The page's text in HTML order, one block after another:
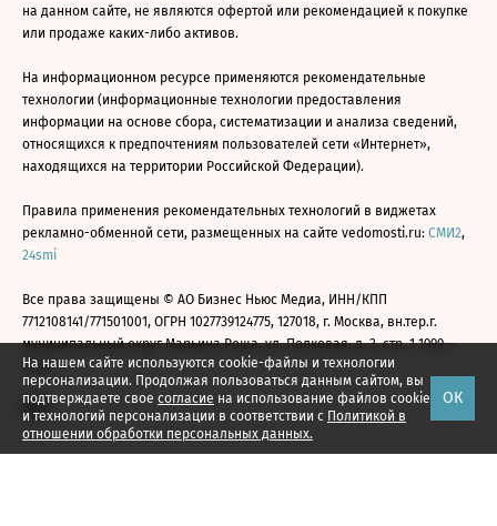
На нашем сайте используются cookie-файлы и технологии
персонализации. Продолжая пользоваться данным сайтом, вы
подтверждаете свое согласие на использование файлов cookie
и технологий персонализации в соответствии с Политикой в
отношении обработки персональных данных.
ОК
на данном сайте, не являются офертой или рекомендацией к покупке
или продаже каких-либо активов.
На информационном ресурсе применяются рекомендательные
технологии (информационные технологии предоставления
информации на основе сбора, систематизации и анализа сведений,
относящихся к предпочтениям пользователей сети «Интернет»,
находящихся на территории Российской Федерации).
Правила применения рекомендательных технологий в виджетах
рекламно-обменной сети, размещенных на сайте vedomosti.ru: СМИ2,
24smi
Все права защищены © АО Бизнес Ньюс Медиа, ИНН/КПП
7712108141/771501001, ОГРН 1027739124775, 127018, г. Москва, вн.тер.г.
муниципальный округ Марьина Роща, ул. Полковая, д. 3, стр. 1 1999—
2026